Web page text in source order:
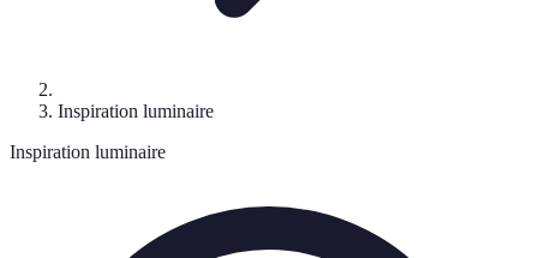
Inspiration luminaire
Inspiration luminaire